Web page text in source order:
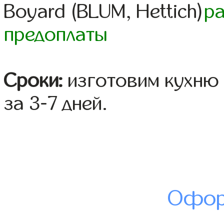
Boyard (BLUM, Hettich)
предоплаты
Сроки: изготовим
за 3-7 дней.